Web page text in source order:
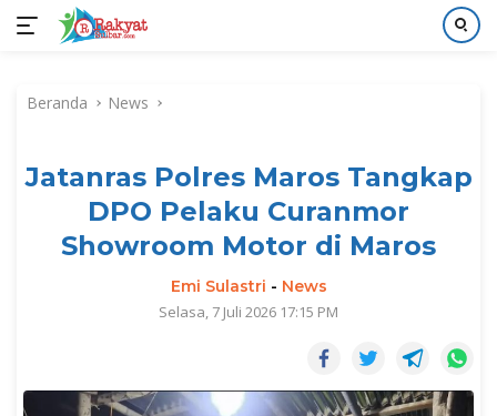
kontenBeranda News
Jatanras Polres Maros Tangkap
DPO Pelaku Curanmor
Showroom Motor di Maros
Emi Sulastri - News
Selasa, 7 Juli 2026 17:15 PM